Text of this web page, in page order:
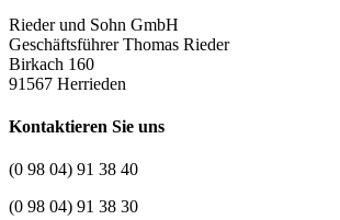
Rieder und Sohn GmbH
Geschäftsführer Thomas Rieder
Birkach 160
91567 Herrieden
Kontaktieren Sie uns
(0 98 04) 91 38 40
(0 98 04) 91 38 30